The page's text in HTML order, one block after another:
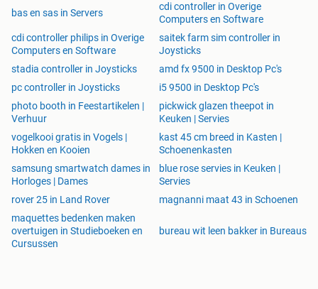
bas en sas in Servers
cdi controller in Overige
Computers en Software
cdi controller philips in Overige
Computers en Software
saitek farm sim controller in
Joysticks
stadia controller in Joysticks
amd fx 9500 in Desktop Pc's
pc controller in Joysticks
i5 9500 in Desktop Pc's
photo booth in Feestartikelen |
Verhuur
pickwick glazen theepot in
Keuken | Servies
vogelkooi gratis in Vogels |
Hokken en Kooien
kast 45 cm breed in Kasten |
Schoenenkasten
samsung smartwatch dames in
Horloges | Dames
blue rose servies in Keuken |
Servies
rover 25 in Land Rover
magnanni maat 43 in Schoenen
maquettes bedenken maken
overtuigen in Studieboeken en
Cursussen
bureau wit leen bakker in Bureaus